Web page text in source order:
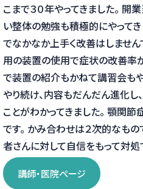
こまで３０年やってきました。
い整体の勉強も積極的にやって
でなかなか上手く改善はしませ
用の装置の使用で症状の改善率
で装置の紹介もかねて講習会も
やり続け、内容もだんだん進化
ことがわかってきました。 顎関節
です。 かみ合わせは２次的なも
者さんに対して自信をもって対処
講師・医院ページ